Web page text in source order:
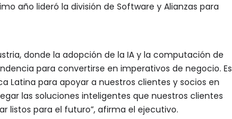
año lideró la división de Software y Alianzas para
donde la adopción de la IA y la computación de
para convertirse en imperativos de negocio. Es
Latina para apoyar a nuestros clientes y socios en
las soluciones inteligentes que nuestros clientes
listos para el futuro”, afirma el ejecutivo.